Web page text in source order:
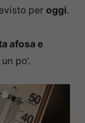
per oggi.
afosa e
po’.